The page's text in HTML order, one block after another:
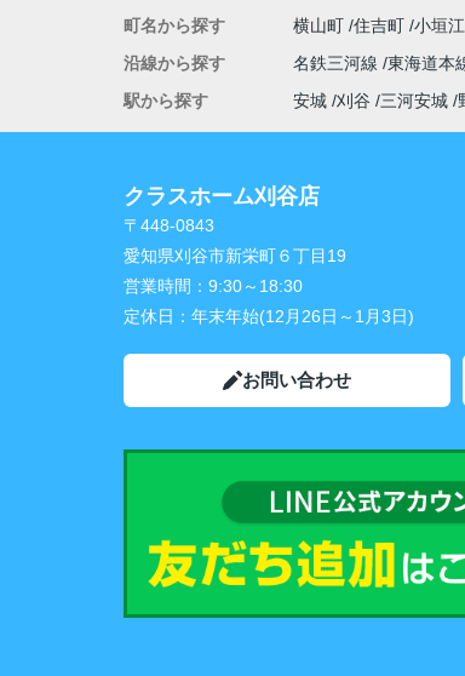
町名から探す
横山町 住吉町 小垣
沿線から探す
名鉄三河線 東海道本
駅から探す
安城 刈谷 三河安城
クラスホーム刈谷店
〒448-0843
愛知県刈谷市新栄町６丁目19
営業時間： 9:30～18:30
定休日： 年末年始(12月26日～1月3日)
お問い合わせ